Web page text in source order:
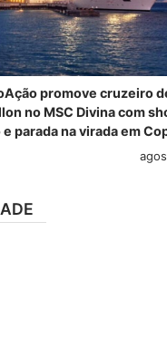
promove cruzeiro
no MSC Divina com
parada na virada em